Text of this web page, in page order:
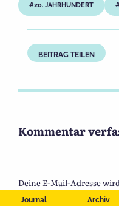
Journal Archiv
20. JAHRHUNDERT
BEITRAG TEILEN
Kommentar
Deine E-Mail-Adresse
Felder sind mit*markiert